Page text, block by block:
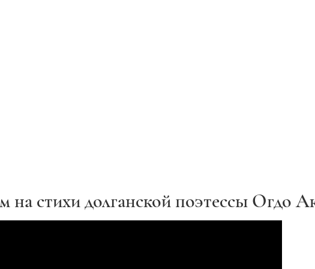
на стихи долганской поэтессы Огдо